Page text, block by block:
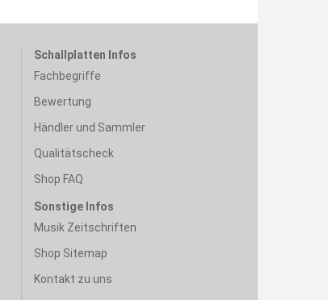
Schallplatten Infos
Fachbegriffe
Bewertung
Händler und Sammler
Qualitätscheck
Shop FAQ
Sonstige Infos
Musik Zeitschriften
Shop Sitemap
Kontakt zu uns